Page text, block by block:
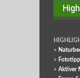
>
>
> Aktiver